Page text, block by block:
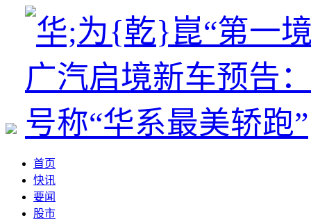
首页
快讯
要闻
股市